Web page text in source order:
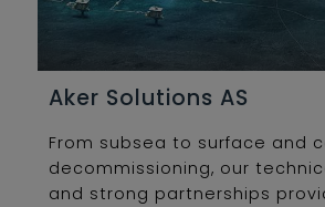
Aker Solutions AS
From subsea to surface and
decommissioning, our
and strong partnerships